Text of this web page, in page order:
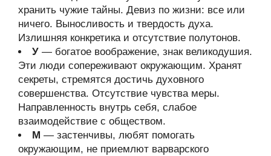
хранить чужие тайны. Девиз по жизни: все или
ничего. Выносливость и твердость духа.
Излишняя конкретика и отсутствие полутонов.
У — богатое воображение, знак великодушия.
Эти люди сопереживают окружающим. Хранят
секреты, стремятся достичь духовного
совершенства. Отсутствие чувства меры.
Направленность внутрь себя, слабое
взаимодействие с обществом.
М — застенчивы, любят помогать
окружающим, не приемлют варварского